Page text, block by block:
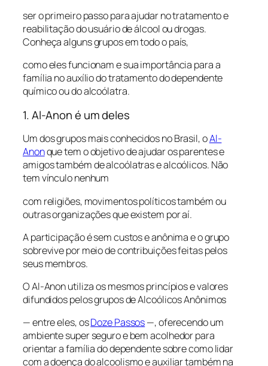
ser o primeiro passo para ajudar no tratamento e
reabilitação do usuário de álcool ou drogas.
Conheça alguns grupos em todo o país,
como eles funcionam e sua importância para a
família no auxílio do tratamento do dependente
químico ou do alcoólatra.
1. Al-Anon é um deles
Um dos grupos mais conhecidos no Brasil, oAl-
Anonque tem o objetivo de ajudar os parentes e
amigos também de alcoólatras e alcoólicos. Não
tem vínculo nenhum
com religiões, movimentos políticos também ou
outras organizações que existem por aí.
A participação é sem custos e anônima e o grupo
sobrevive por meio de contribuições feitas pelos
seus membros.
O Al-Anon utiliza os mesmos princípios e valores
difundidos pelos grupos de Alcoólicos Anônimos
— entre eles, osDoze Passos—, oferecendo um
ambiente super seguro e bem acolhedor para
orientar a família do dependente sobre como lidar
com a doença do alcoolismo e auxiliar também na